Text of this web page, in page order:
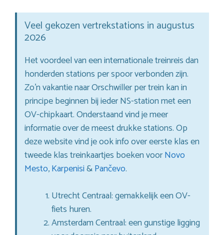
Veel gekozen vertrekstations in augustus
2026
Het voordeel van een internationale treinreis dan
honderden stations per spoor verbonden zijn.
Zo’n vakantie naar Orschwiller per trein kan in
principe beginnen bij ieder NS-station met een
OV-chipkaart. Onderstaand vind je meer
informatie over de meest drukke stations. Op
deze website vind je ook info over eerste klas en
tweede klas treinkaartjes boeken voorNovo
Mesto,Karpenisi&Pančevo.
Utrecht Centraal: gemakkelijk een OV-
fiets huren.
Amsterdam Centraal: een gunstige ligging